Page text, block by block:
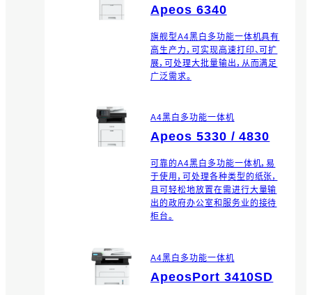
Apeos 6340
旗舰型A4黑白多功能一体机具有
高生产力，可实现高速打印、可扩
展，可处理大批量输出，从而满足
广泛需求。
A4黑白多功能一体机
Apeos 5330 / 4830
可靠的A4黑白多功能一体机，易
于使用，可处理各种类型的纸张，
且可轻松地放置在需进行大量输
出的政府办公室和服务业的接待
柜台。
A4黑白多功能一体机
ApeosPort 3410SD